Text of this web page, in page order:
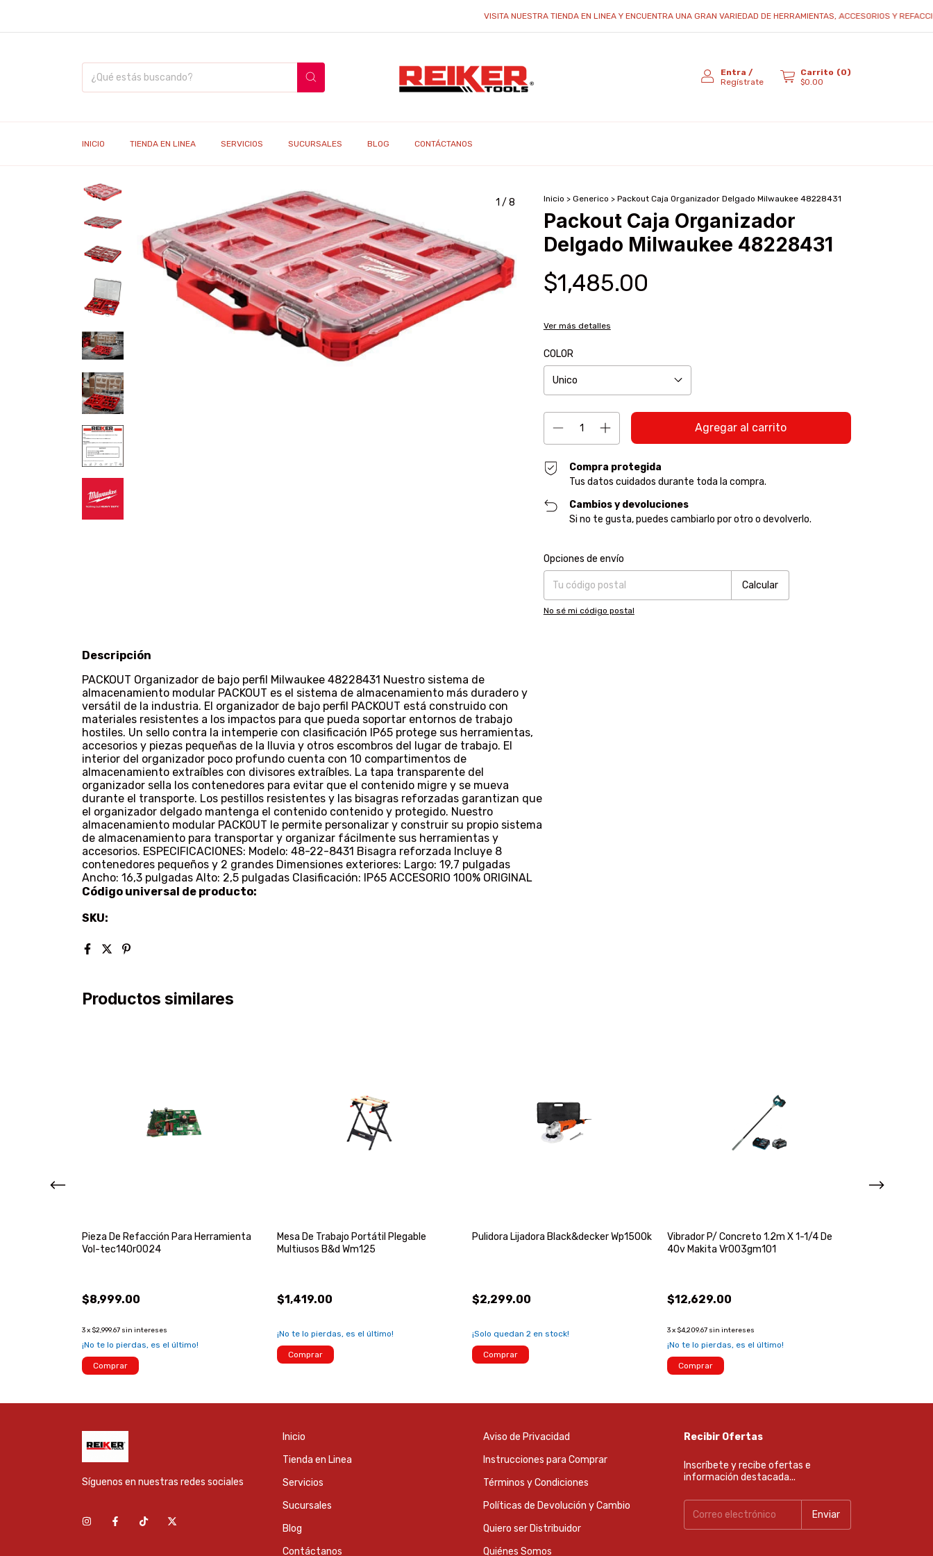
VISITA NUESTRA TIENDA EN LINEA Y ENCUENTRA UNA GRAN VARIEDAD DE HERRAMIENTAS, ACCESORIOS Y REFACCIONES...
Entra /
Regístrate
Carrito (0)
$0.00
INICIO TIENDA EN LINEA SERVICIOS SUCURSALES BLOG CONTÁCTANOS
1 / 8 Inicio > Generico > Packout Caja Organizador Delgado Milwaukee 48228431
Packout Caja Organizador
Delgado Milwaukee 48228431
$1,485.00
Ver más detalles
COLOR
Compra protegida
Tus datos cuidados durante toda la compra.
Cambios y devoluciones
Si no te gusta, puedes cambiarlo por otro o devolverlo.
Entregas para el CP:
Opciones de envío
Calcular
No sé mi código postal
Descripción
PACKOUT Organizador de bajo perfil Milwaukee 48228431 Nuestro sistema de
almacenamiento modular PACKOUT es el sistema de almacenamiento más duradero y
versátil de la industria. El organizador de bajo perfil PACKOUT está construido con
materiales resistentes a los impactos para que pueda soportar entornos de trabajo
hostiles. Un sello contra la intemperie con clasificación IP65 protege sus herramientas,
accesorios y piezas pequeñas de la lluvia y otros escombros del lugar de trabajo. El
interior del organizador poco profundo cuenta con 10 compartimentos de
almacenamiento extraíbles con divisores extraíbles. La tapa transparente del
organizador sella los contenedores para evitar que el contenido migre y se mueva
durante el transporte. Los pestillos resistentes y las bisagras reforzadas garantizan que
el organizador delgado mantenga el contenido contenido y protegido. Nuestro
almacenamiento modular PACKOUT le permite personalizar y construir su propio sistema
de almacenamiento para transportar y organizar fácilmente sus herramientas y
accesorios. ESPECIFICACIONES: Modelo: 48-22-8431 Bisagra reforzada Incluye 8
contenedores pequeños y 2 grandes Dimensiones exteriores: Largo: 19,7 pulgadas
Ancho: 16,3 pulgadas Alto: 2,5 pulgadas Clasificación: IP65 ACCESORIO 100% ORIGINAL
Código universal de producto:
SKU:
Productos similares
Pieza De Refacción Para Herramienta
Vol-tec140r0024
$8,999.00
3x $2,999.67 sin intereses
¡No te lo pierdas, es el último!
Comprar
Mesa De Trabajo Portátil Plegable
Multiusos B&d Wm125
$1,419.00
¡No te lo pierdas, es el último!
Comprar
Pulidora Lijadora Black&decker Wp1500k
$2,299.00
¡Solo quedan 2 en stock!
Comprar
Vibrador P/ Concreto 1.2m X 1-1/4 De
40v Makita Vr003gm101
$12,629.00
3x $4,209.67 sin intereses
¡No te lo pierdas, es el último!
Comprar
Síguenos en nuestras redes sociales
Inicio
Tienda en Linea
Servicios
Sucursales
Blog
Contáctanos
Aviso de Privacidad
Instrucciones para Comprar
Términos y Condiciones
Políticas de Devolución y Cambio
Quiero ser Distribuidor
Quiénes Somos
Recibir Ofertas
Inscríbete y recibe ofertas e
información destacada...